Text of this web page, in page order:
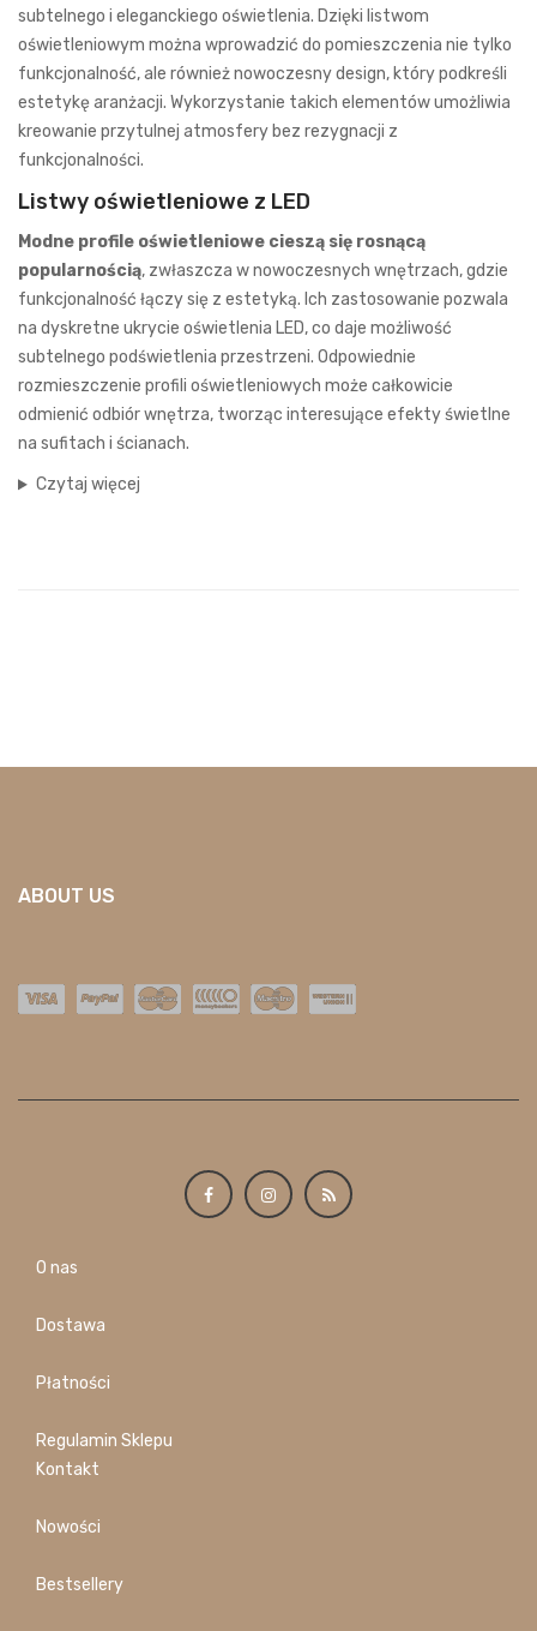
subtelnego i eleganckiego oświetlenia. Dzięki listwom
oświetleniowym można wprowadzić do pomieszczenia nie tylko
funkcjonalność, ale również nowoczesny design, który podkreśli
estetykę aranżacji. Wykorzystanie takich elementów umożliwia
kreowanie przytulnej atmosfery bez rezygnacji z
funkcjonalności.
Listwy oświetleniowe z LED
Modne profile oświetleniowe cieszą się rosnącą
popularnością, zwłaszcza w nowoczesnych wnętrzach, gdzie
funkcjonalność łączy się z estetyką. Ich zastosowanie pozwala
na dyskretne ukrycie oświetlenia LED, co daje możliwość
subtelnego podświetlenia przestrzeni. Odpowiednie
rozmieszczenie profili oświetleniowych może całkowicie
odmienić odbiór wnętrza, tworząc interesujące efekty świetlne
na sufitach i ścianach.
Czytaj więcej
ABOUT US
O nas
Dostawa
Płatności
Regulamin Sklepu
Kontakt
Nowości
Bestsellery